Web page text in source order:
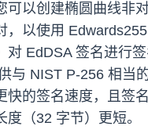
可以创建椭圆曲线非
，以使用
对 EdDSA 签名进行签
与 NIST P-256 相当
快的签名速度，且签
度（32 字节）更短。